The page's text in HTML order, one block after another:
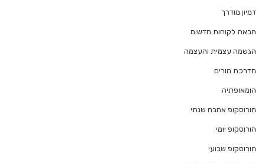
דמיון מודרך
הבאת לקוחות חדשים
הגשמה עצמית והעצמה
הדרכת הורים
הומאופתיה
הורוסקופ אהבה שנתי
הורוסקופ יומי
הורוסקופ שבועי